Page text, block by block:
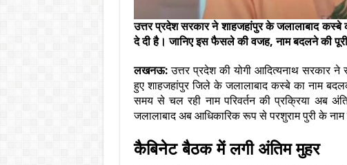
उत्तर प्रदेश सरकार ने शाहजहांपुर के जलालाबाद
दे दी है। जानिए इस फैसले की वजह, नाम बदलने की पूरी
लखनऊ:उत्तर प्रदेश की योगी आदित्यनाथ सरकार ने
हुए शाहजहांपुर जिले के जलालाबाद कस्बे का नाम
समय से चल रही नाम परिवर्तन की प्रक्रिया
जलालाबाद अब आधिकारिक रूप से परशुराम पुरी के नाम
कैबिनेट बैठक में लगी अंतिम मुहर